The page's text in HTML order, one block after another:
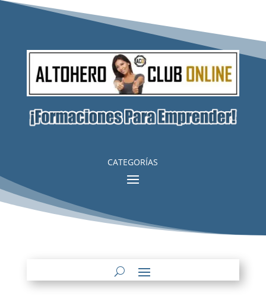
CATEGORÍAS
DESCUENTO VÁLIDO PARA HOY
Viernes, 7 de Agosto de 2026